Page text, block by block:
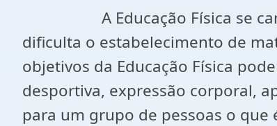
A Educação Física se
dificulta o estabelecimento de
objetivos da Educação Física
desportiva, expressão corporal,
para um grupo de pessoas o que